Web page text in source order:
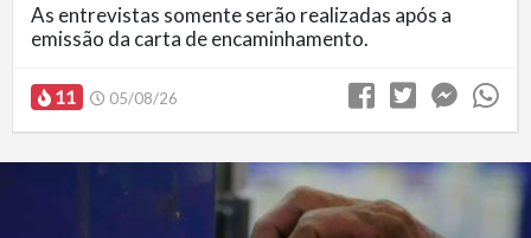
As entrevistas somente serão realizadas após a
emissão da carta de encaminhamento.
11 05/08/26